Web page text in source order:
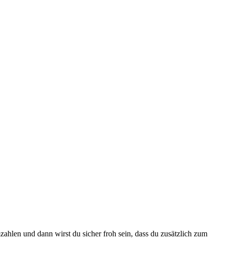
und dann wirst du sicher froh sein, dass du zusätzlich zum